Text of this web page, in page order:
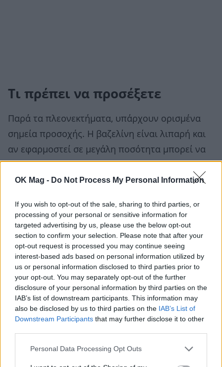
OK Mag - Do Not Process My Personal Information
If you wish to opt-out of the sale, sharing to third parties, or
processing of your personal or sensitive information for
targeted advertising by us, please use the below opt-out
section to confirm your selection. Please note that after your
opt-out request is processed you may continue seeing
interest-based ads based on personal information utilized by
us or personal information disclosed to third parties prior to
your opt-out. You may separately opt-out of the further
disclosure of your personal information by third parties on the
IAB’s list of downstream participants. This information may
also be disclosed by us to third parties on the IAB’s List of
Downstream Participants that may further disclose it to other
Personal Data Processing Opt Outs
Τι πρέπει να προσέξετε
Παρά τα πλεονεκτήματα, υπάρχουν ορισμένα
σημεία προσοχής. Η βαζελίνη είναι λιπαρή και
αν εφαρμοστεί σε μεγάλη ποσότητα μπορεί να
αφήσει δυσάρεστη αίσθηση ή να λεκιάσει
ορισμένα υφάσματα. Γι’ αυτό η χρήση πρέπει να
Επίσης, αν έχετε ευαίσθητο δέρμα, καλό είναι να
κάνετε μια δοκιμή σε μικρή περιοχή πριν την
εφαρμόσετε συστηματικά, ώστε να αποκλείσετε
τυχόν ερεθισμούς.
Διαβάστε περισσότερα:Sleek dreams: Πώς θα
τιθασεύσετε τα μαλλιά που φριζάρουν
ΣΧΕΤΙΚΑ ΑΡΘΡΑ